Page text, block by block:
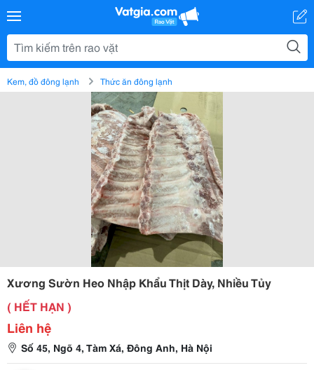
Kem, đồ đông lạnh Thức ăn đông lạnh
Xương Sườn Heo Nhập Khẩu Thịt Dày, Nhiều Tủy
( HẾT HẠN )
Liên hệ
Số 45, Ngõ 4, Tàm Xá, Đông Anh, Hà Nội